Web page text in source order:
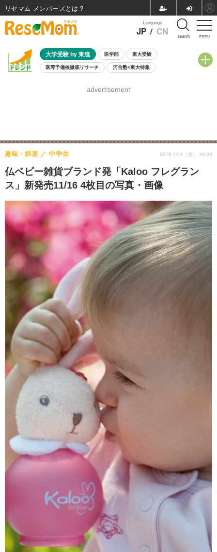
menu
Language
JP / CN search
大学受験 by 東進 医学部 東大受験
医専予備校徹底リサーチ 河合塾×東大特集
8月開催学校説明会・相談会
advertisement
仏ベビー雑貨ブランド発「Kaloo フレグラン
ス」新発売11/16 4枚目の写真・画像
趣味・娯楽 中学生 2016.11.4（金） 16:30
リセマム メンバーズ